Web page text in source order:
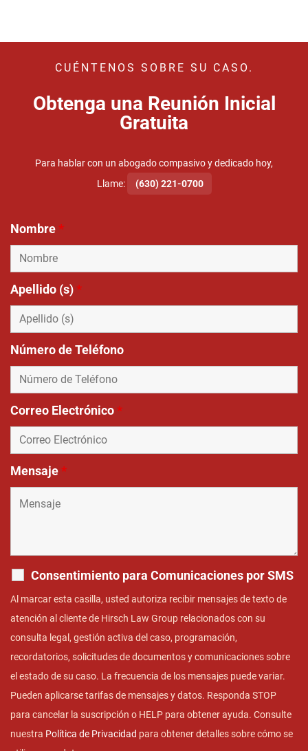
CUÉNTENOS SOBRE SU CASO.
Obtenga una Reunión Inicial
Gratuita
Para hablar con un abogado compasivo y dedicado hoy,
Llame:
(630) 221-0700
Nombre*
Apellido (s)*
Número de Teléfono
Correo Electrónico*
Mensaje*
Consentimiento para Comunicaciones por SMS
Al marcar esta casilla, usted autoriza recibir mensajes de texto de
atención al cliente de Hirsch Law Group relacionados con su
consulta legal, gestión activa del caso, programación,
recordatorios, solicitudes de documentos y comunicaciones sobre
el estado de su caso. La frecuencia de los mensajes puede variar.
Pueden aplicarse tarifas de mensajes y datos. Responda STOP
para cancelar la suscripción o HELP para obtener ayuda. Consulte
nuestra Política de Privacidad para obtener detalles sobre cómo se